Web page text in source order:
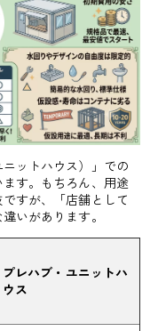
ットハウス）」での
す。もちろん、用途
すが、「店舗として
いがあります。
プレハブ・ユニットハ
ウス